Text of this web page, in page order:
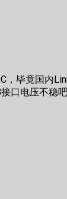
，毕竟国内
口电压不稳